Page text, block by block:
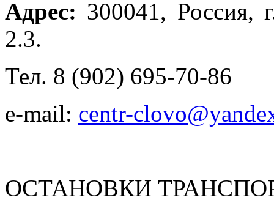
Адрес: 300041, Россия,
2.3.
Тел. 8 (902) 695-70-86
e-mail: centr-
ОСТАНОВКИ